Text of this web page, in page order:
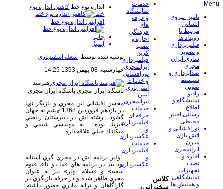
اندازه نوع خط کاهش اندازه نوع
خط
افزایش اندازه نوع خط
چاپ
ایمیل
نوشته شده توسط شعله اسفندیاری
چهارشنبه, 08 بهمن 1393 14:25
هنرمند
باشگاه ایران مجری باشگاه ایران مجری
محسن افشاني اين مجري و بازيگر نوپا
در يازدهم فروردين 1368 چشم به جهان
گشود . رشته اش در دبيرستان رياضي
فيزيك بوده . به مهندسي شيمي و
ميكانيك خيلي علاقه داره .
ولين برنامه اش در مجري گري آستانه
بود بعد در برنامه هاي «ما دو تا»، «بوم
سفيد» و «سلام بهار» نيز به عنوان
مجري ظاهر شده و در حرفه بازيگري در
گاراگاهان و ترانه مادري حضور داشته.
خدمات
نمایشگاه
و غرفه
های
فرهنگی
اجاره و
نصب
کرین
فیلمبرداری
ایرانمجری
نورافشانی
و خدمات
آتش بازی
ایمن
ایرانمجری
خدمات
حرفه ای
فیلمبرداری
و
عکسبرداری
خدمات
فیلمبرداری
و
عکسبرداری
کلاس
سخنرانی،
Menu
تامین نیروی
انسانی
مرتبط با
رویداد ها
فیلم برداری
و تصویر
سازی ایران
مجری
صدابرداری و
سیستم
صوتی
رادیو
نمایشگاه و
اطلاع
رسانی اخبار
محیطی
نورافشانی و
آتش بازی
مدرن
ایرانمجری
اجاره و
نصب
تجهیزات
نمایشگاهی
و همایش ها